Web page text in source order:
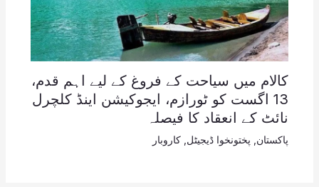
کالام میں سیاحت کے فروغ کے لیے اہم قدم،
13 اگست کو ٹورازم، ایجوکیشن اینڈ کلچرل
نائٹ کے انعقاد کا فیصلہ
پاکستان پختونخوا ڈیجیٹل کاروبار